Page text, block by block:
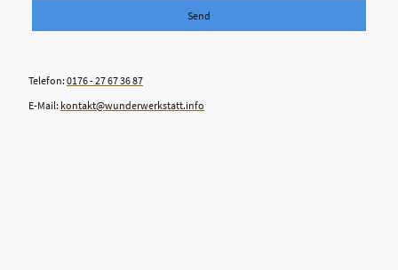
Send
Telefon: 0176 - 27 67 36 87
E-Mail: kontakt@wunderwerkstatt.info